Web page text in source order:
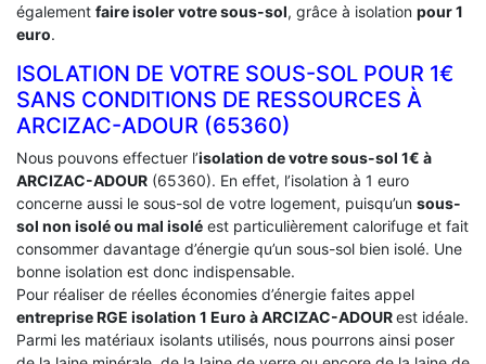
également faire isoler votre sous-sol, grâce à isolation pour 1
euro.
ISOLATION DE VOTRE SOUS-SOL POUR 1€
SANS CONDITIONS DE RESSOURCES À
‎ARCIZAC-ADOUR (65360)
Nous pouvons effectuer l’isolation de votre sous-sol 1€ à
ARCIZAC-ADOUR (65360). En effet, l’isolation à 1 euro
concerne aussi le sous-sol de votre logement, puisqu’un sous-
sol non isolé ou mal isolé est particulièrement calorifuge et fait
consommer davantage d’énergie qu’un sous-sol bien isolé. Une
bonne isolation est donc indispensable.
Pour réaliser de réelles économies d’énergie faites appel
entreprise RGE isolation 1 Euro à ARCIZAC-ADOURest idéale.
Parmi les matériaux isolants utilisés, nous pourrons ainsi poser